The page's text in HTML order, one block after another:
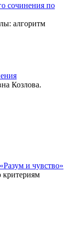
сочинения по
алгоритм
Козлова.
и чувство»
критериям